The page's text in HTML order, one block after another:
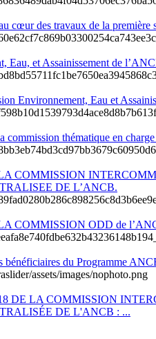
cœur des travaux de la première
Eau, et Assainissement de
Environnement, Eau et
commission thématique en
LA COMMISSION
DE L’ANCB.
COMMISSION ODD de
bénéficiaires du Programme
DE LA COMMISSION
DE L'ANCB : ...